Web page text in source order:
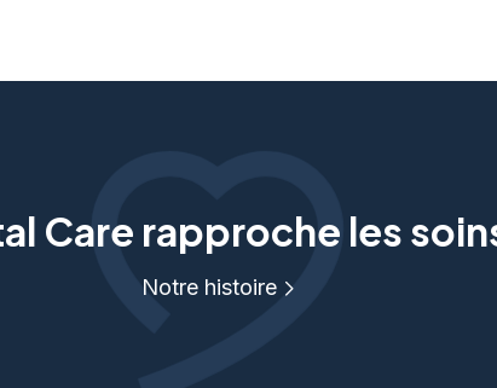
Care rapproche les
Notre histoire